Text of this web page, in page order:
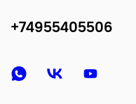
+74955405506